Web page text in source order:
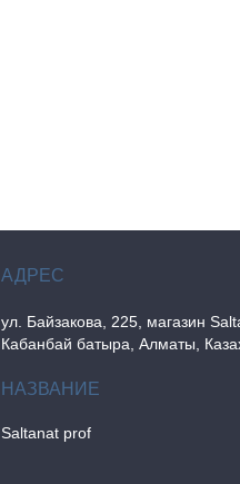
ул. Байзакова, 225, магазин
Кабанбай батыра, Алматы,
Saltanat prof